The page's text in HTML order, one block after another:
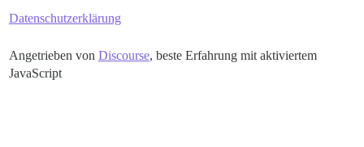
Datenschutzerklärung
Angetrieben von Discourse, beste Erfahrung mit aktiviertem
JavaScript